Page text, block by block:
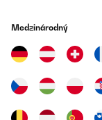
Medzinárodný